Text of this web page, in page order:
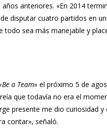
anteriores. «En 2014
disputar cuatro partidos en
todo sea más manejable y
a Team» el próximo 5 de
que todavía no era el
presente me dio curiosidad y
contar», señaló.